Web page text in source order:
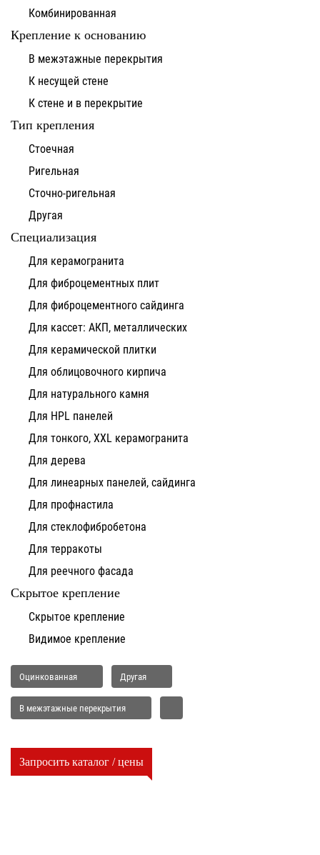
Комбинированная
Крепление к основанию
В межэтажные перекрытия
К несущей стене
К стене и в перекрытие
Тип крепления
Стоечная
Ригельная
Сточно-ригельная
Другая
Специализация
Для керамогранита
Для фиброцементных плит
Для фиброцементного сайдинга
Для кассет: АКП, металлических
Для керамической плитки
Для облицовочного кирпича
Для натурального камня
Для HPL панелей
Для тонкого, XXL керамогранита
Для дерева
Для линеарных панелей, сайдинга
Для профнастила
Для стеклофибробетона
Для терракоты
Для реечного фасада
Скрытое крепление
Скрытое крепление
Видимое крепление
Оцинкованная Другая
В межэтажные перекрытия
Запросить каталог / цены